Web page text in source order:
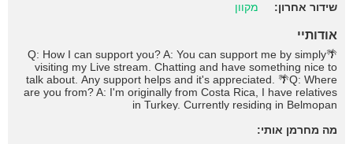
שידור אחרון: מקוון
אודותיי
🌴Q: How I can support you? A: You can support me by simply
visiting my Live stream. Chatting and have something nice to
talk about. Any support helps and it's appreciated. 🌴Q: Where
are you from? A: I'm originally from Costa Rica, I have relatives
in Turkey. Currently residing in Belmopan
מה מחרמן אותי: